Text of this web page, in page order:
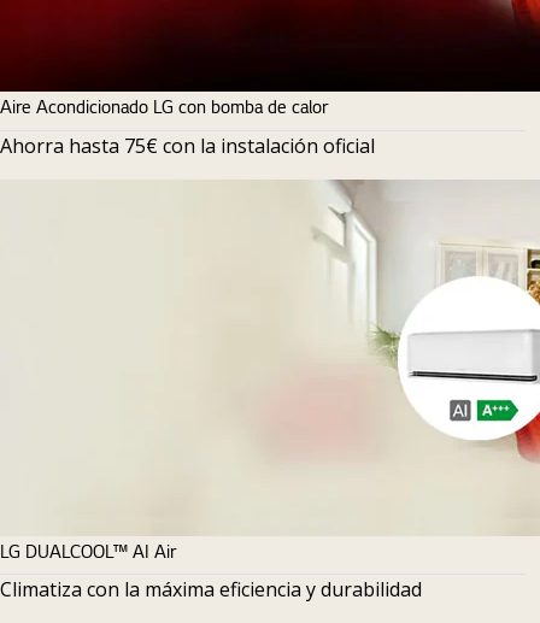
Aire Acondicionado LG con bomba de calor
Ahorra hasta 75€ con la instalación oficial
LG DUALCOOL™ AI Air
Climatiza con la máxima eficiencia y durabilidad